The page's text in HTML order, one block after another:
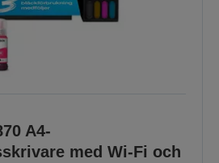
A4-
med Wi-Fi och